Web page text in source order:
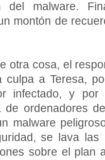
del malware.
montón de
otra cosa, el
culpa a Teresa,
infectado, y
de ordenadores
malware
se lava
sobre el plan